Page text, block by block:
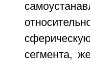
сегмента,